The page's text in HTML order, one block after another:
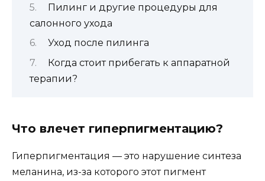
Пилинг и другие процедуры для
салонного ухода
Уход после пилинга
Когда стоит прибегать к аппаратной
терапии?
Что влечет гиперпигментацию?
Гиперпигментация — это нарушение синтеза
меланина, из-за которого этот пигмент